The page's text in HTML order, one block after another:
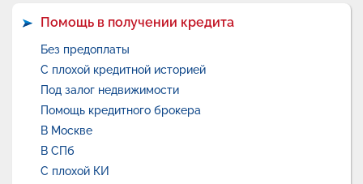
Помощь в получении кредита
Без предоплаты
С плохой кредитной историей
Под залог недвижимости
Помощь кредитного брокера
В Москве
В СПб
С плохой КИ